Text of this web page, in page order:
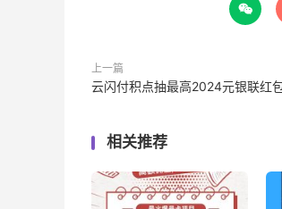

上一篇
云闪付积点抽最高2024元银联红
相关推荐